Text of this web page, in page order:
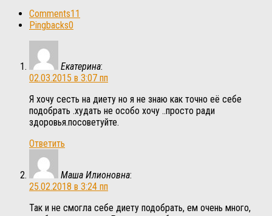
Comments11
Pingbacks0
Екатерина:
02.03.2015 в 3:07 пп
Я хочу сесть на диету но я не знаю как точно её себе
подобрать .худать не особо хочу ..просто ради
здоровья.посоветуйте.
Ответить
Маша Илионовна:
25.02.2018 в 3:24 пп
Так и не смогла себе диету подобрать, ем очень много,